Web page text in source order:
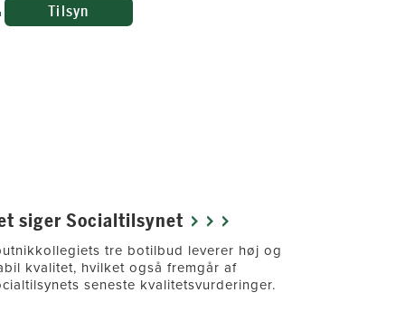
Tilsyn
siger Socialtilsynet
tre botilbud leverer høj og
kvalitet, hvilket også fremgår af
seneste kvalitetsvurderinger.